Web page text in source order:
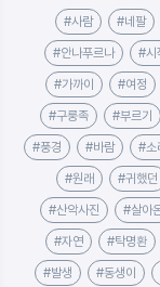
#사람 #네팔
#안나푸르나 #시
#가까이 #여정
#구룽족 #부르기
#풍경 #바람 #소
#원래 #귀했던
#산악사진 #살아
#자연 #탁명환
#발생 #동생이